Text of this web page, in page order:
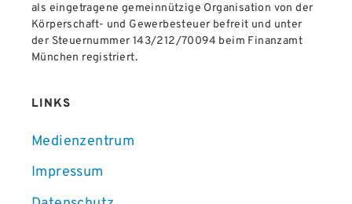
als eingetragene gemeinnützige Organisation von der
Körperschaft- und Gewerbesteuer befreit und unter
der Steuernummer 143/212/70094 beim Finanzamt
München registriert.
LINKS
Medienzentrum
Impressum